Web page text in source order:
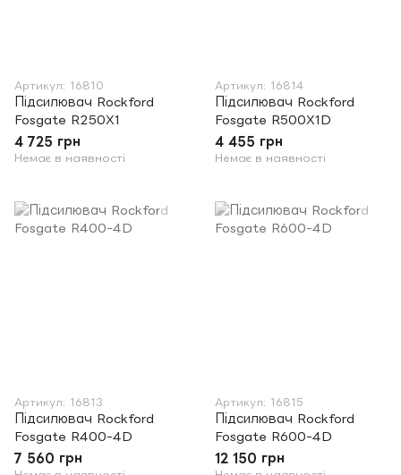
Артикул: 16810
Підсилювач Rockford
Fosgate R250X1
4 725 грн
Немає в наявності
Артикул: 16814
Підсилювач Rockford
Fosgate R500X1D
4 455 грн
Немає в наявності
Артикул: 16813
Підсилювач Rockford
Fosgate R400-4D
7 560 грн
Артикул: 16815
Підсилювач Rockford
Fosgate R600-4D
12 150 грн